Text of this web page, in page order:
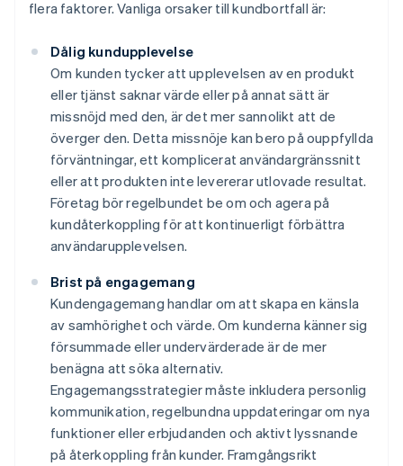
flera faktorer. Vanliga orsaker till kundbortfall är:
Dålig kundupplevelse
Om kunden tycker att upplevelsen av en produkt
eller tjänst saknar värde eller på annat sätt är
missnöjd med den, är det mer sannolikt att de
överger den. Detta missnöje kan bero på ouppfyllda
förväntningar, ett komplicerat användargränssnitt
eller att produkten inte levererar utlovade resultat.
Företag bör regelbundet be om och agera på
kundåterkoppling för att kontinuerligt förbättra
användarupplevelsen.
Brist på engagemang
Kundengagemang handlar om att skapa en känsla
av samhörighet och värde. Om kunderna känner sig
försummade eller undervärderade är de mer
benägna att söka alternativ.
Engagemangsstrategier måste inkludera personlig
kommunikation, regelbundna uppdateringar om nya
funktioner eller erbjudanden och aktivt lyssnande
på återkoppling från kunder. Framgångsrikt